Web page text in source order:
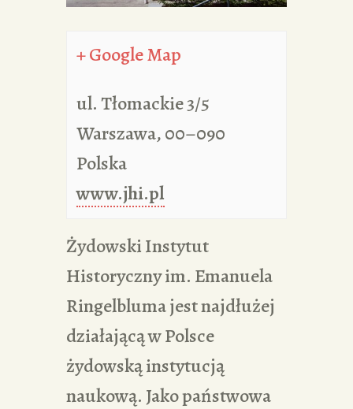
+ Google Map
ul. Tłomackie 3/5
Warszawa,00–090
Polska
www.jhi.pl
Żydowski Instytut
Historyczny im. Emanuela
Ringelbluma jest najdłużej
działającą w Polsce
żydowską instytucją
naukową. Jako państwowa